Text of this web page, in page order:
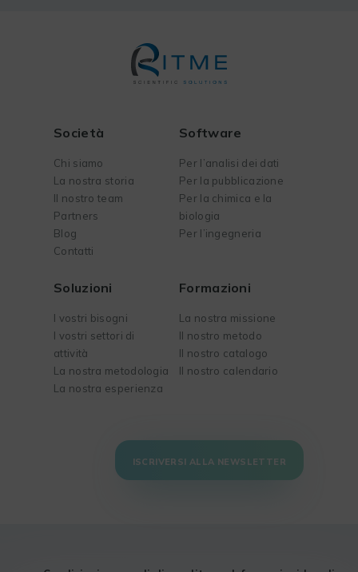
Società
Chi siamo
La nostra storia
Il nostro team
Partners
Blog
Contatti
Software
Per l’analisi dei dati
Per la pubblicazione
Per la chimica e la
biologia
Per l’ingegneria
Soluzioni
I vostri bisogni
I vostri settori di
attività
La nostra metodologia
La nostra esperienza
Formazioni
La nostra missione
Il nostro metodo
Il nostro catalogo
Il nostro calendario
ISCRIVERSI ALLA NEWSLETTER